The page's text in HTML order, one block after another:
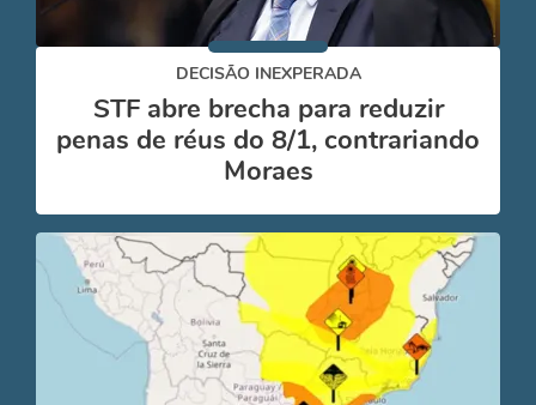
DECISÃO INEXPERADA
STF abre brecha para reduzir
penas de réus do 8/1, contrariando
Moraes